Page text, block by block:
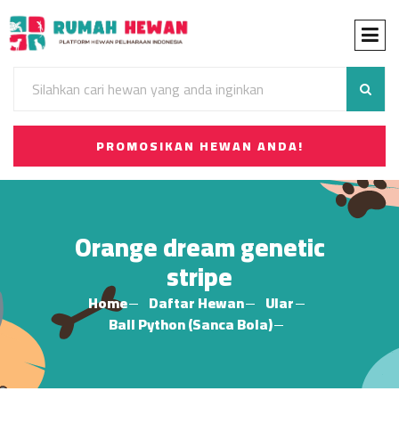
PROMOSIKAN HEWAN ANDA!
Orange dream genetic
stripe
Home Daftar Hewan
Ular
Ball Python (Sanca Bola)